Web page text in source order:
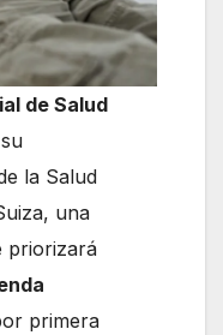
de Salud
la Salud
una
priorizará
primera